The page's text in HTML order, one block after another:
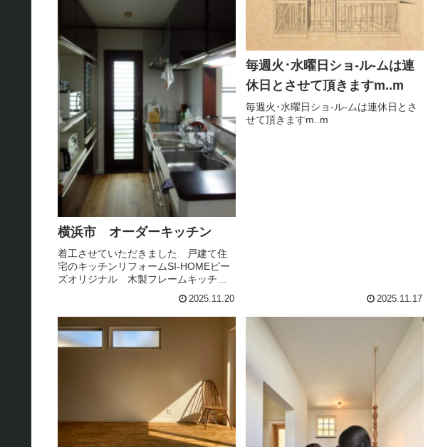
横浜市 オーダーキッチン
着工させていただきました 戸建て住
宅のキッチンリフォームSI-HOMEピー
ズオリジナル 木製フレームキッチン
を設置予定☆天板はタイル仕上着工初
日 まずは解体☆一気にスッキ
リ。。。約2週間。。。SIさま、ご不便
をお掛けいたしますが どうぞ引き...
2025.11.20
毎週火･水曜日ショ-ル-ムは連
休日とさせて頂きますm..m
毎週火･水曜日ショ-ル-ムは連休日とさ
せて頂きますm..m
2025.11.17